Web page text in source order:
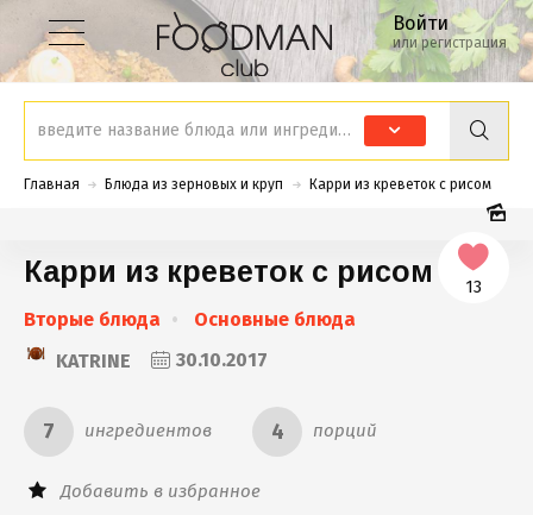
Войти
или регистрация
Главная Блюда из зерновых и круп Карри из креветок с рисом
Карри из креветок с рисом
Вторые блюда
Основные блюда
KATRINE
30.10.2017
7 ингредиентов 4 порций
Добавить в избранное
13